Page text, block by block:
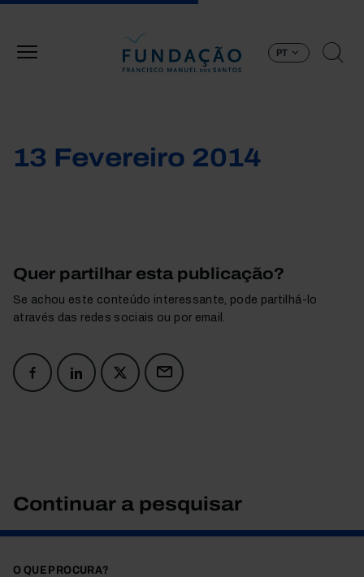
PT
13 Fevereiro 2014
Quer partilhar esta publicação?
Se achou este conteúdo interessante, pode partilhá-lo
através das redes sociais ou por email.
Continuar a pesquisar
O QUE PROCURA?